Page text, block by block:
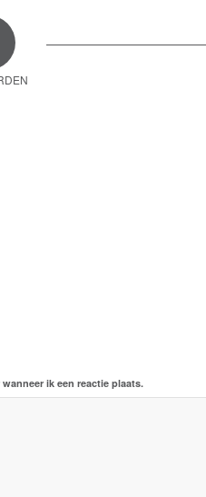
ik een reactie plaats.